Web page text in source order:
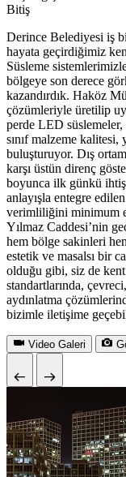
Bitiş
Derince Belediyesi iş
hayata geçirdiğimiz
Süsleme
bölgeye son derece
kazandırdık. Haköz
çözümleriyle üretilip
perde LED süslemeler,
sınıf malzeme
buluşturuyor. Dış
karşı üstün direnç
boyunca ilk günkü
anlayışla entegre
verimliliğini minimum
Yılmaz Caddesi’nin
hem bölge sakinleri
estetik ve masalsı bir
olduğu gibi, siz de
standartlarında,
aydınlatma
bizimle iletişime
Video Galeri